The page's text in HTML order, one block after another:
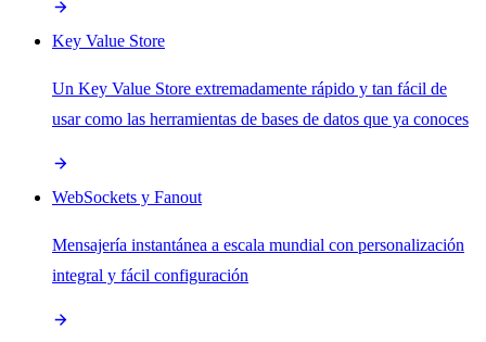
Key Value Store
Un Key Value Store extremadamente rápido y tan fácil de
usar como las herramientas de bases de datos que ya conoces
WebSockets y Fanout
Mensajería instantánea a escala mundial con personalización
integral y fácil configuración